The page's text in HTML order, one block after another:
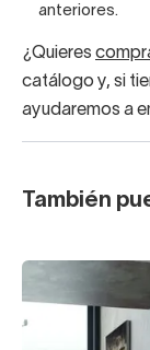
anteriores.
¿Quieres
catálogo y, si
ayudaremos a
También